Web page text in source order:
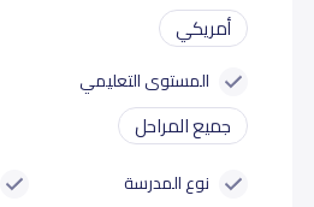
أمريكي
المستوى التعليمي
جميع المراحل
نوع المدرسة